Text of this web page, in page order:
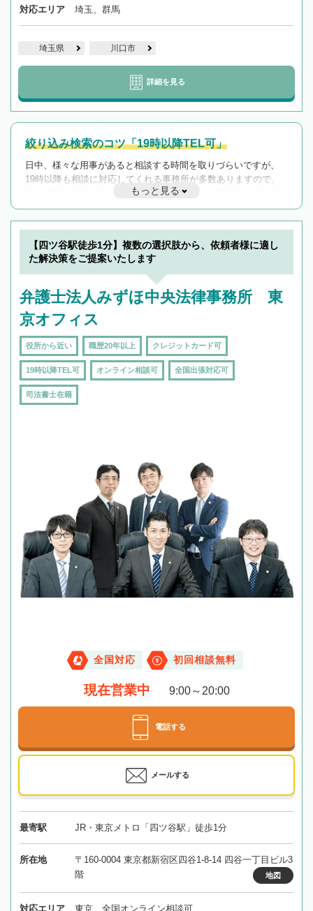
対応エリア 埼玉、群馬
埼玉県 川口市
詳細を見る
絞り込み検索のコツ「19時以降TEL可」
日中、様々な用事があると相談する時間を取りづらいですが、
19時以降も相談に対応してくれる事務所が多数ありますので、
遅い時間の相談が増えそうな場合はそのような事務所に絞り込
んで検索してみましょう。
19時以降TEL可の条件
を加えて再検索
もっと見る
【四ツ谷駅徒歩1分】複数の選択肢から、依頼者様に適し
た解決策をご提案いたします
弁護士法人みずほ中央法律事務所 東
京オフィス
役所から近い 職歴20年以上 クレジットカード可
19時以降TEL可 オンライン相談可 全国出張対応可
司法書士在籍
全国対応 初回相談無料
現在営業中 9:00～20:00
電話する
メールする
最寄駅 JR・東京メトロ「四ツ谷駅」徒歩1分
所在地
〒160-0004 東京都新宿区四谷1-8-14 四谷一丁目ビル3
階
地図
対応エリア 東京、全国オンライン相談可